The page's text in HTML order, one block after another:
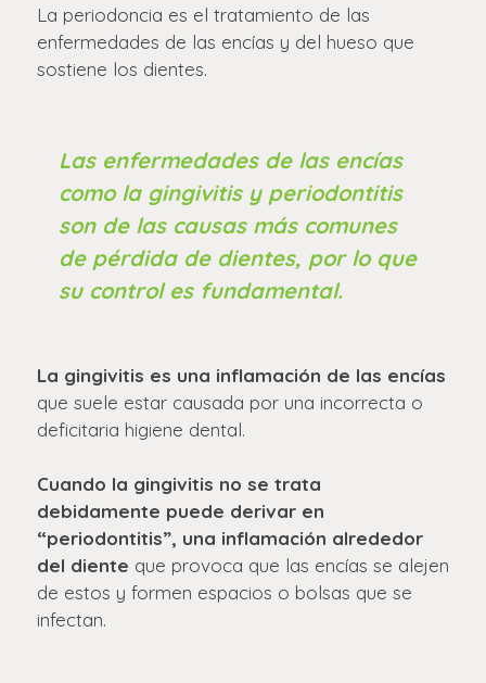
La periodoncia es el tratamiento de las
enfermedades de las encías y del hueso que
sostiene los dientes.
Las enfermedades de las encías
como la gingivitis y periodontitis
son de las causas más comunes
de pérdida de dientes, por lo que
su control es fundamental.
La gingivitis es una inflamación de las encías
que suele estar causada por una incorrecta o
deficitaria higiene dental.
Cuando la gingivitis no se trata
debidamente puede derivar en
“periodontitis”, una inflamación alrededor
del diente que provoca que las encías se alejen
de estos y formen espacios o bolsas que se
infectan.